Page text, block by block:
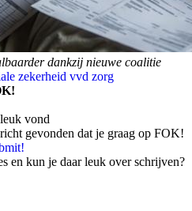
dankzij nieuwe coalitie
zekerheid vvd zorg
vond
gevonden dat je graag op FOK!
en kun je daar leuk over schrijven?